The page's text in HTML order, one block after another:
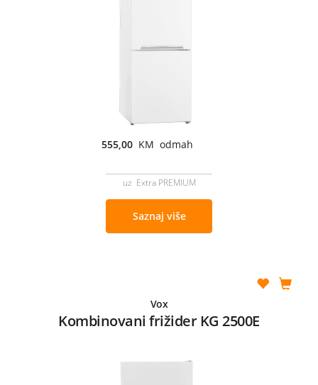
555,00 KM odmah
uz Extra PREMIUM
Saznaj više
Vox
Kombinovani frižider KG 2500E